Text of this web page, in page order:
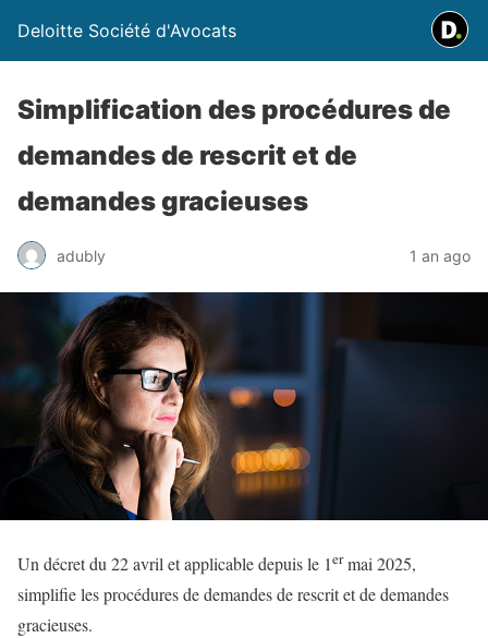
Deloitte Société d'Avocats
Simplification des procédures de
demandes de rescrit et de
demandes gracieuses
adubly 1 an ago
Un décret du 22 avril et applicable depuis le 1ermai 2025,
simplifie les procédures de demandes de rescrit et de demandes
gracieuses.